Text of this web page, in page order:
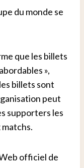
du monde se
que les billets
»,
billets sont
peut
supporters les
officiel de